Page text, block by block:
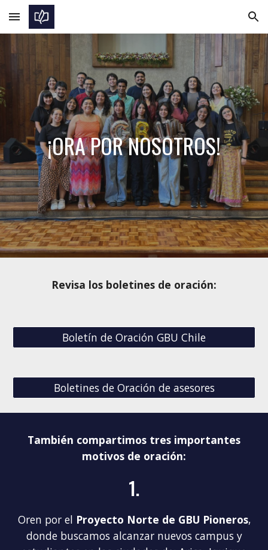
Skip to main content Skip to navigation
¡ORA POR NOSOTROS!
Revisa los boletines de oración:
Boletín de Oración GBU Chile
Boletines de Oración de asesores
También compartimos tres importantes
motivos de oración:
1.
Oren por el Proyecto Norte de GBU Pioneros,
donde buscamos alcanzar nuevos campus y